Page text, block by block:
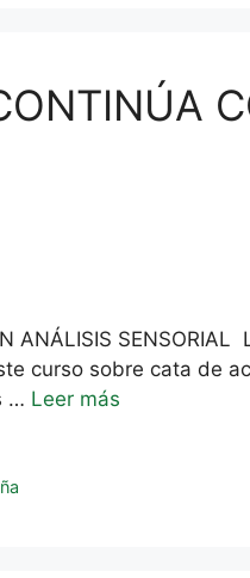
ANÁLISIS
sobre cata de
… Leer más